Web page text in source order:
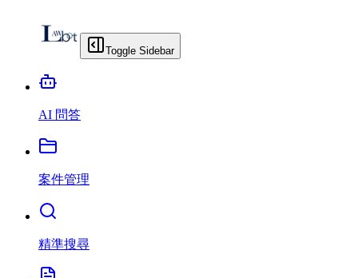
Toggle Sidebar
AI 問答
案件管理
精準搜尋